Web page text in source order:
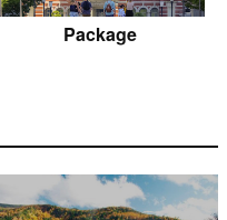
Package